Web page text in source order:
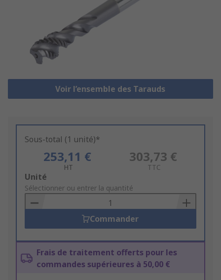
Voir l’ensemble des Tarauds
Sous-total (1 unité)*
253,11 €
HT
303,73 €
TTC
Add
to
Basket
Unité
Sélectionner ou entrer la quantité
Commander
Frais de traitement offerts pour les
commandes supérieures à 50,00 €